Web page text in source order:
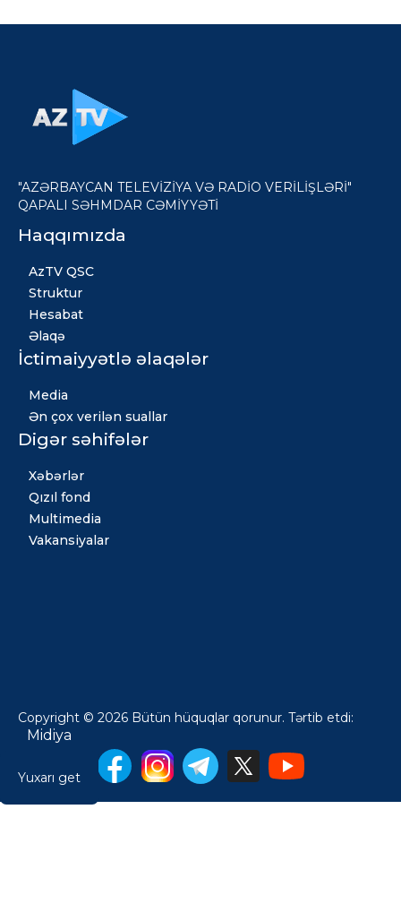
"AZƏRBAYCAN TELEVİZİYA VƏ RADİO VERİLİŞLƏRİ"
QAPALI SƏHMDAR CƏMİYYƏTİ
Haqqımızda
AzTV QSC
Struktur
Hesabat
Əlaqə
İctimaiyyətlə əlaqələr
Media
Ən çox verilən suallar
Digər səhifələr
Xəbərlər
Qızıl fond
Multimedia
Vakansiyalar
Copyright © 2026 Bütün hüquqlar qorunur. Tərtib etdi:
Midiya
Yuxarı get